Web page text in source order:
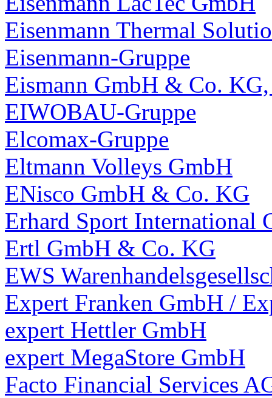
Eisenmann Thermal
Eisenmann-Gruppe
Eismann GmbH & Co.
EIWOBAU-Gruppe
Elcomax-Gruppe
Eltmann Volleys GmbH
ENisco GmbH & Co. KG
Erhard Sport International
Ertl GmbH & Co. KG
EWS
Expert Franken GmbH /
expert Hettler GmbH
expert MegaStore GmbH
Facto Financial Services